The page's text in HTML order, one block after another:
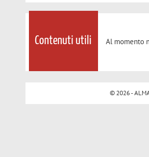
Contenuti utili Al momento
© 2026 -